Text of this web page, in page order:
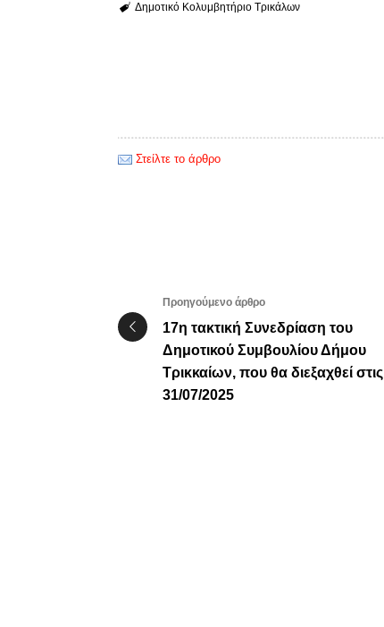
Δημοτικό Κολυμβητήριο Τρικάλων
Στείλτε το άρθρο
Προηγούμενο άρθρο
17η τακτική Συνεδρίαση του
Δημοτικού Συμβουλίου Δήμου
Τρικκαίων, που θα διεξαχθεί στις
31/07/2025